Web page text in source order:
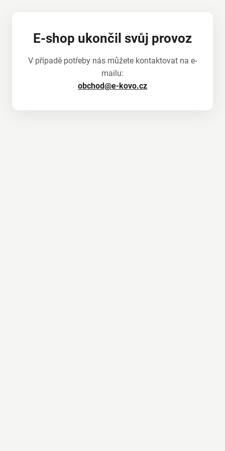
E-shop ukončil svůj provoz
V případě potřeby nás můžete kontaktovat na e-
mailu:
obchod@e-kovo.cz